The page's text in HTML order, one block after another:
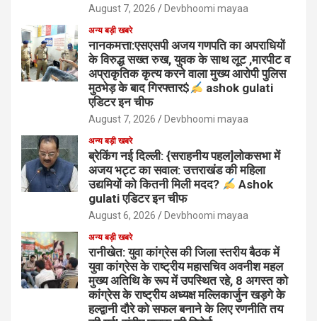
August 7, 2026 Devbhoomi mayaa
अन्य बड़ी खबरे
नानकमत्ता:एसएसपी अजय गणपति का अपराधियों
के विरुद्ध सख्त रुख, युवक के साथ लूट ,मारपीट व
अप्राकृतिक कृत्य करने वाला मुख्य आरोपी पुलिस
मुठभेड़ के बाद गिरफ्तार$
ashok gulati
एडिटर इन चीफ
August 7, 2026 Devbhoomi mayaa
अन्य बड़ी खबरे
ब्रेकिंग नई दिल्ली: {सराहनीय पहल]लोकसभा में
अजय भट्ट का सवाल: उत्तराखंड की महिला
उद्यमियों को कितनी मिली मदद?
Ashok
gulati एडिटर इन चीफ
August 6, 2026 Devbhoomi mayaa
अन्य बड़ी खबरे
रानीखेत: युवा कांग्रेस की जिला स्तरीय बैठक में
युवा कांग्रेस के राष्ट्रीय महासचिव अवनीश महल
मुख्य अतिथि के रूप में उपस्थित रहे, 8 अगस्त को
कांग्रेस के राष्ट्रीय अध्यक्ष मल्लिकार्जुन खड़गे के
हल्द्वानी दौरे को सफल बनाने के लिए रणनीति तय